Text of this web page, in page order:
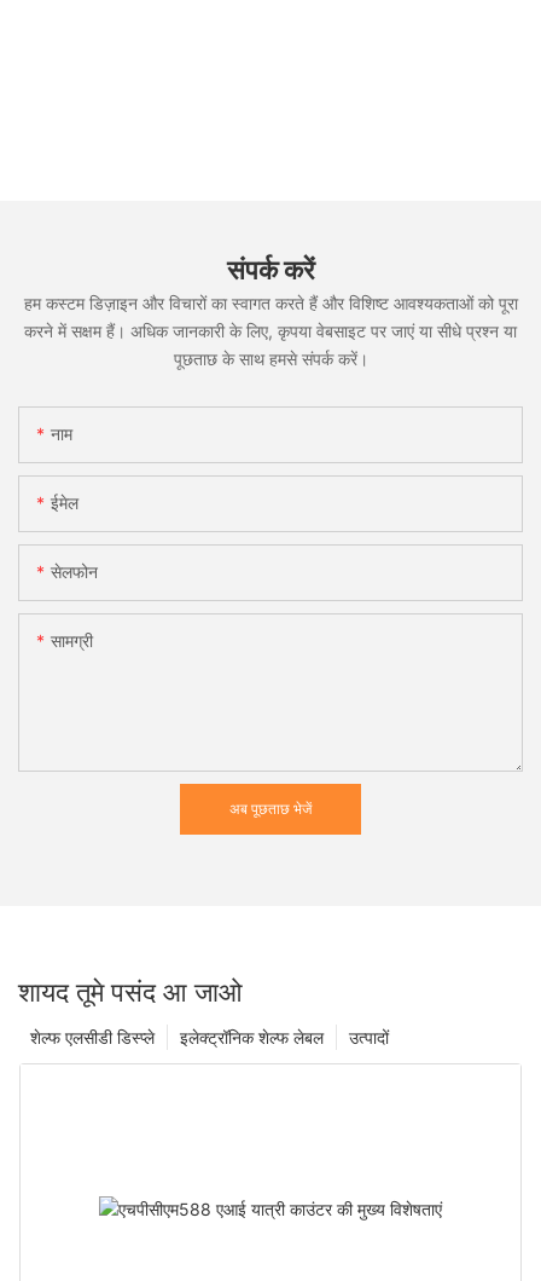
संपर्क करें
हम कस्टम डिज़ाइन और विचारों का स्वागत करते हैं और विशिष्ट आवश्यकताओं को पूरा
करने में सक्षम हैं। अधिक जानकारी के लिए, कृपया वेबसाइट पर जाएं या सीधे प्रश्न या
पूछताछ के साथ हमसे संपर्क करें।
नाम
ईमेल
सेलफोन
सामग्री
अब पूछताछ भेजें
शायद तूमे पसंद आ जाओ
उत्पादों
इलेक्ट्रॉनिक शेल्फ लेबल
शेल्फ एलसीडी डिस्प्ले